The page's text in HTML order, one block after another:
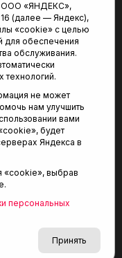
таблицы
арена»
по надзору
и массовых
номер
2021 г.
ООО «ЯНДЕКС»,
16 (далее — Яндекс),
«cookie» с целью
для обеспечения
обслуживания.
технологий.
не может
нам улучшить
вами
будет
Яндекса в
«cookie», выбрав
персональных
Принять